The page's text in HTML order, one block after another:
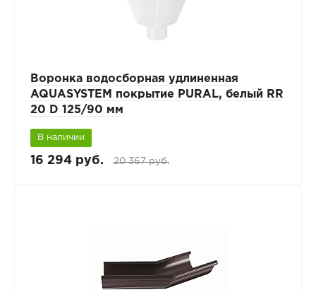
Воронка водосборная удлиненная
AQUASYSTEM покрытие PURAL, белый RR
20 D 125/90 мм
В наличии
16 294 руб. 20 367 руб.